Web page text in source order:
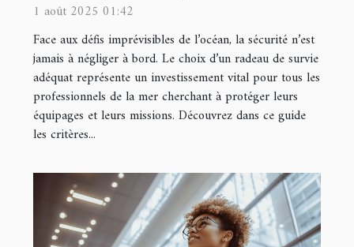
1 août 2025 01:42
Face aux défis imprévisibles de l’océan, la sécurité n’est
jamais à négliger à bord. Le choix d’un radeau de survie
adéquat représente un investissement vital pour tous les
professionnels de la mer cherchant à protéger leurs
équipages et leurs missions. Découvrez dans ce guide
les critères...